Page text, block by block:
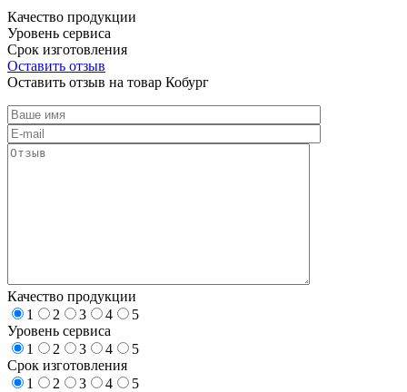
Качество продукции
Уровень сервиса
Срок изготовления
Оставить отзыв
Оставить отзыв на товар Кобург
Качество продукции
1
2 3 4
5
Уровень сервиса
1
2 3 4
5
Срок изготовления
1
2 3 4
5